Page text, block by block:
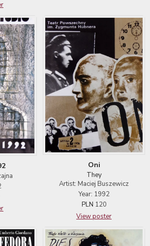
Oni
They
Artist: Maciej Buszewicz
Year: 1992
PLN 120
View poster